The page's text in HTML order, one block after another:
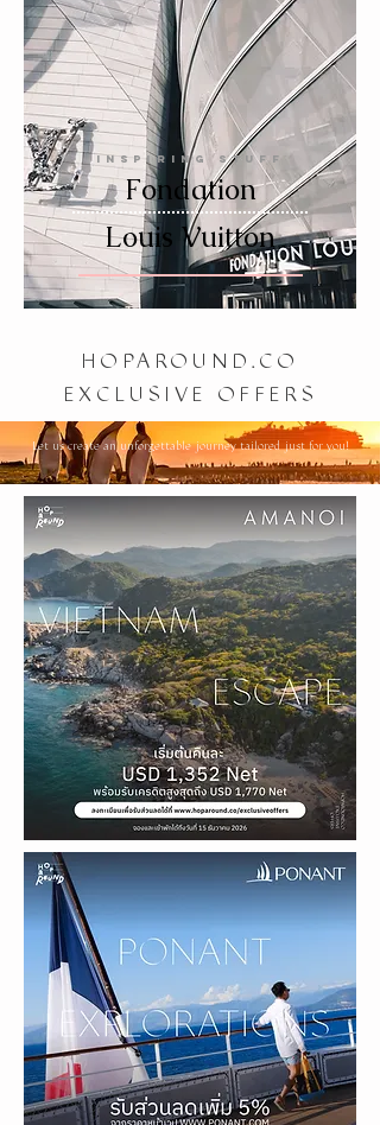
INSPIRING STUFF
Fondation
Louis Vuitton
HOPAROUND.CO
EXCLUSIVE OFFERS
Let us create an unforgettable journey tailored just for you!